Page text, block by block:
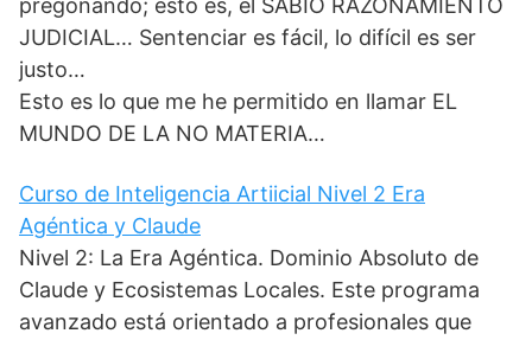
pregonando; esto es, el SABIO RAZONAMIENTO
JUDICIAL… Sentenciar es fácil, lo difícil es ser
justo…
Esto es lo que me he permitido en llamar EL
MUNDO DE LA NO MATERIA…
Curso de Inteligencia Artiicial Nivel 2 Era
Agéntica y Claude
Nivel 2: La Era Agéntica. Dominio Absoluto de
Claude y Ecosistemas Locales. Este programa
avanzado está orientado a profesionales que